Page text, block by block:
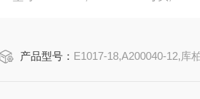
产品型号： E1017-18,A200040-12,库